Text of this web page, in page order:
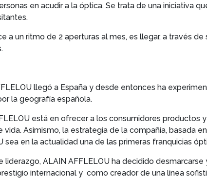
en acudir a la óptica. Se trata de una iniciativa
a un ritmo de 2 aperturas al mes, es llegar, a través
llegó a España y desde entonces ha
la geografía española.
está en ofrecer a los consumidores productos
Asimismo, la estrategia de la compañía, basada
sea en la actualidad una de las primeras franquicias
liderazgo, ALAIN AFFLELOU ha decidido
internacional y como creador de una línea